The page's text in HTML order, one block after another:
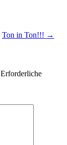
Ton in Ton!!! →
Erforderliche